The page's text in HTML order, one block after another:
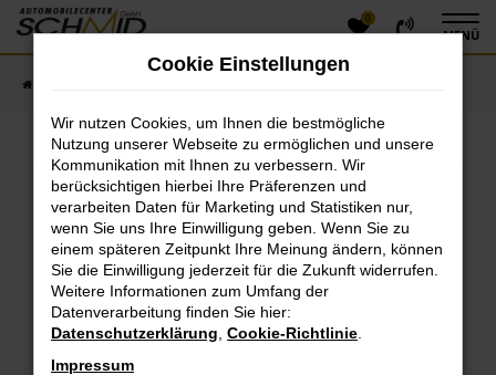
Zum
Hauptinhalt
0
MENÜ
Fehler: Network Error
Beim Laden ist ein Fehler aufgetreten.
Hier sind ein paar Tipps, die dir helfen können:
Überprüfe deine Firewall und deine
Internetverbindung.
Laden andere Webseiten, zum Beispiel deine
Suchmaschine?
Cookie Einstellungen
Wir nutzen Cookies, um Ihnen die bestmögliche
Nutzung unserer Webseite zu ermöglichen und unsere
Kommunikation mit Ihnen zu verbessern. Wir
berücksichtigen hierbei Ihre Präferenzen und
verarbeiten Daten für Marketing und Statistiken nur,
wenn Sie uns Ihre Einwilligung geben. Wenn Sie zu
einem späteren Zeitpunkt Ihre Meinung ändern, können
Sie die Einwilligung jederzeit für die Zukunft widerrufen.
Weitere Informationen zum Umfang der
Datenverarbeitung finden Sie hier:
Datenschutzerklärung Cookie-Richtlinie
Impressum